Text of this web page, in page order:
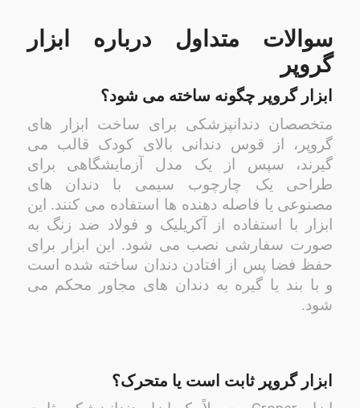
سوالات متداول درباره ابزار
گروپر
ابزار گروپر چگونه ساخته می شود؟
متخصصان دندانپزشکی برای ساخت ابزار های
گروپر، از قوس دندانی بالای کودک قالب می
گیرند، سپس از یک مدل آزمایشگاهی برای
طراحی یک چارچوب سیمی با دندان های
مصنوعی یا فاصله دهنده ها استفاده می کنند. این
ابزار با استفاده از آکریلیک و فولاد ضد زنگ به
صورت سفارشی نصب می شود. این ابزار برای
حفظ فضا پس از افتادن دندان ساخته شده است
و با بند یا گیره به دندان های مجاور محکم می
شود.
ابزار گروپر ثابت است یا متحرک؟